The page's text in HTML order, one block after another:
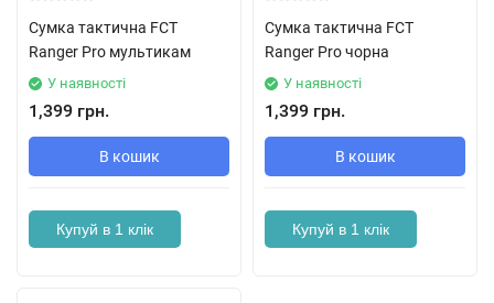
Сумка тактична FCT
Ranger Pro мультикам
У наявності
1,399 грн.
В кошик
Купуй в 1 клік
Сумка тактична FCT
Ranger Pro чорна
У наявності
1,399 грн.
В кошик
Купуй в 1 клік